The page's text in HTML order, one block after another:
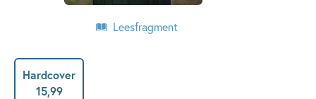
Leesfragment
Hardcover
15,99